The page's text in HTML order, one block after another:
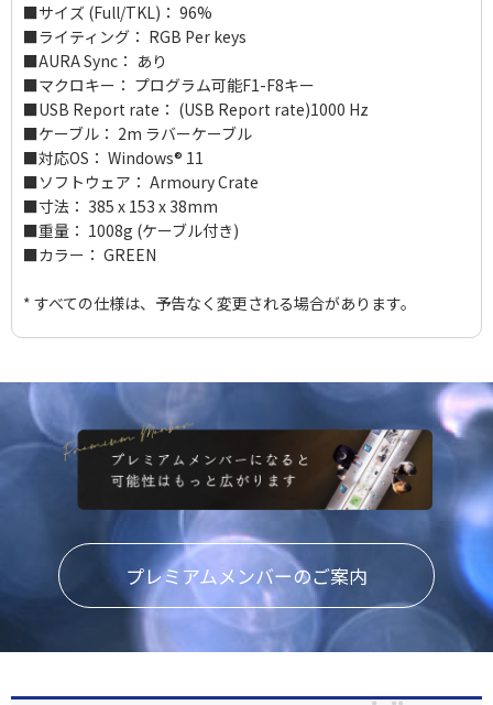
■サイズ (Full/TKL)： 96%
■ライティング： RGB Per keys
■AURA Sync： あり
■マクロキー： プログラム可能F1-F8キー
■USB Report rate： (USB Report rate)1000 Hz
■ケーブル： 2m ラバーケーブル
■対応OS： Windows® 11
■ソフトウェア： Armoury Crate
■寸法： 385 x 153 x 38mm
■重量： 1008g (ケーブル付き)
■カラー： GREEN
* すべての仕様は、予告なく変更される場合があります。
プレミアムメンバーのご案内